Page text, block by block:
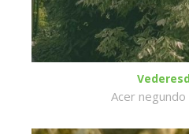
Acer negundo